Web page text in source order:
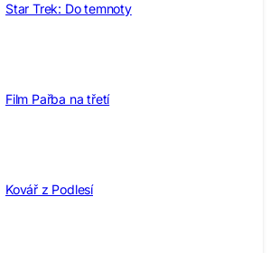
Star Trek: Do temnoty
Film Pařba na třetí
Kovář z Podlesí